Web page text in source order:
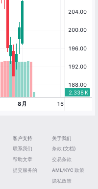
客户支持
联系我们
帮助文章
提交服务的
关于我们
条款 (文档)
交易条款
AML/KYC 政策
隐私政策